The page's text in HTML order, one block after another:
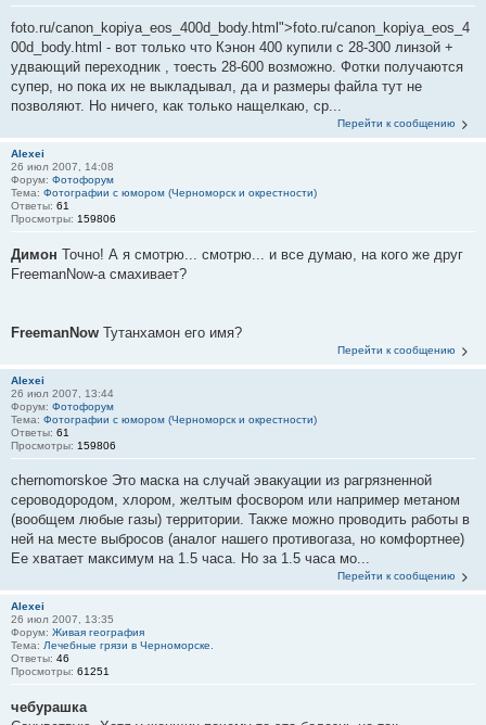
foto.ru/canon_kopiya_eos_400d_body.html">foto.ru/canon_kopiya_eos_4
00d_body.html - вот только что Кэнон 400 купили с 28-300 линзой +
удвающий переходник , тоесть 28-600 возможно. Фотки получаются
супер, но пока их не выкладывал, да и размеры файла тут не
позволяют. Но ничего, как только нащелкаю, ср...
Перейти к сообщению
Alexei
26 июл 2007, 14:08
Форум: Фотофорум
Тема: Фотографии с юмором (Черноморск и окрестности)
Ответы: 61
Просмотры: 159806
Димон Точно! А я смотрю... смотрю... и все думаю, на кого же друг
FreemanNow-а смахивает?
FreemanNow Тутанхамон его имя?
Перейти к сообщению
Alexei
26 июл 2007, 13:44
Форум: Фотофорум
Тема: Фотографии с юмором (Черноморск и окрестности)
Ответы: 61
Просмотры: 159806
chernomorskoe Это маска на случай эвакуации из рагрязненной
сероводородом, хлором, желтым фосвором или например метаном
(вообщем любые газы) территории. Также можно проводить работы в
ней на месте выбросов (аналог нашего противогаза, но комфортнее)
Ее хватает максимум на 1.5 часа. Но за 1.5 часа мо...
Перейти к сообщению
Alexei
26 июл 2007, 13:35
Форум: Живая география
Тема: Лечебные грязи в Черноморске.
Ответы: 46
Просмотры: 61251
чебурашка